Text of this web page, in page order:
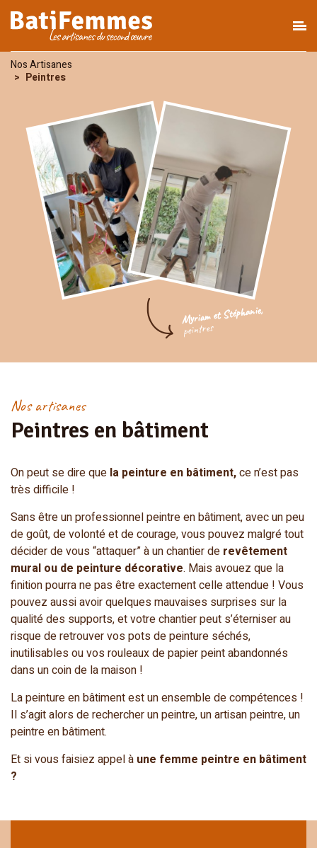
Nos Artisanes
Peintres
Myriam et Stéphanie,
peintres
Peintres en bâtiment
Nos artisanes
On peut se dire que la peinture en bâtiment,ce n’est pas
très difficile !
Sans être un professionnel peintre en bâtiment, avec un peu
de goût, de volonté et de courage, vous pouvez malgré tout
décider de vous “attaquer” à un chantier de revêtement
mural ou de peinture décorative. Mais avouez que la
finition pourra ne pas être exactement celle attendue ! Vous
pouvez aussi avoir quelques mauvaises surprises sur la
qualité des supports, et votre chantier peut s’éterniser au
risque de retrouver vos pots de peinture séchés,
inutilisables ou vos rouleaux de papier peint abandonnés
dans un coin de la maison !
La peinture en bâtiment est un ensemble de compétences !
Il s’agit alors de rechercher un peintre, un artisan peintre, un
peintre en bâtiment.
Et si vous faisiez appel à une femme peintre en bâtiment
?